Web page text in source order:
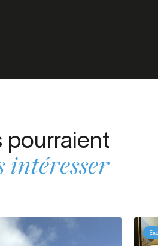
pourraient
intéresser